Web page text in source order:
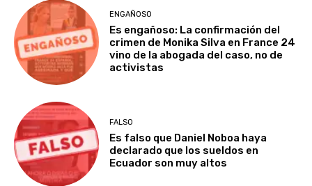
ENGAÑOSO
Es engañoso: La confirmación del
crimen de Monika Silva en France 24
vino de la abogada del caso, no de
activistas
FALSO
Es falso que Daniel Noboa haya
declarado que los sueldos en
Ecuador son muy altos